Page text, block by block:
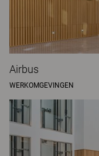
Airbus
WERKOMGEVINGEN